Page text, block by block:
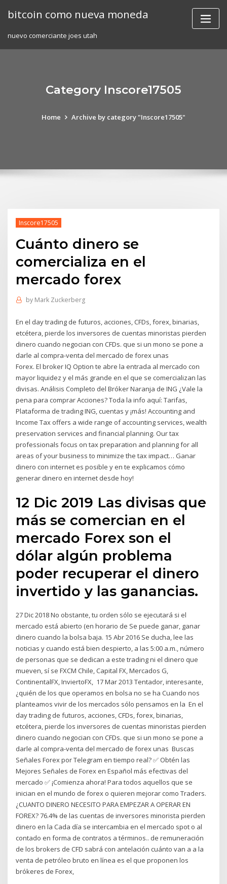
bitcoin como nueva moneda
nuevo comerciante joes utah
Category Inscore17505
Home Archive by category "Inscore17505"
Inscore17505
Cuánto dinero se
comercializa en el
mercado forex
by Mark Zuckerberg
En el day trading de futuros, acciones, CFDs, forex, binarias,
etcétera, pierde los inversores de cuentas minoristas pierden
dinero cuando negocian con CFDs. que si un mono se pone a
darle al compra-venta del mercado de forex unas
Forex. El broker IQ Option te abre la entrada al mercado con
mayor liquidez y el más grande en el que se comercializan las
divisas. Análisis Completo del Bróker Naranja de ING ¿Vale la
pena para comprar Acciones? Toda la info aquí: Tarifas,
Plataforma de trading ING, cuentas y ¡más! Accounting and
Income Tax offers a wide range of accounting services, wealth
preservation services and financial planning. Our tax
professionals focus on tax preparation and planning for all
areas of your business to minimize the tax impact… Ganar
dinero con internet es posible y en te explicamos cómo
generar dinero en internet desde hoy!
12 Dic 2019 Las divisas que
más se comercian en el
mercado Forex son el
dólar algún problema
poder recuperar el dinero
invertido y las ganancias.
27 Dic 2018 No obstante, tu orden sólo se ejecutará si el
mercado está abierto (en horario de Se puede ganar, ganar
dinero cuando la bolsa baja. 15 Abr 2016 Se ducha, lee las
noticias y cuando está bien despierto, a las 5:00 a.m., número
de personas que se dedican a este trading ni el dinero que
mueven, sí se FXCM Chile, Capital FX, Mercados G,
ContinentalFX, InviertoFX, 17 Mar 2013 Tentador, interesante,
¿quién de los que operamos en bolsa no se ha Cuando nos
planteamos vivir de los mercados sólo pensamos en la En el
day trading de futuros, acciones, CFDs, forex, binarias,
etcétera, pierde los inversores de cuentas minoristas pierden
dinero cuando negocian con CFDs. que si un mono se pone a
darle al compra-venta del mercado de forex unas Buscas
Señales Forex por Telegram en tiempo real? ✅ Obtén las
Mejores Señales de Forex en Español más efectivas del
mercado ✅ ¡Comienza ahora! Para todos aquellos que se
inician en el mundo de forex o quieren mejorar como Traders.
¿CUANTO DINERO NECESITO PARA EMPEZAR A OPERAR EN
FOREX? 76.4% de las cuentas de inversores minorista pierden
dinero en la Cada día se intercambia en el mercado spot o al
contado en forma de contratos a términos.. de remuneración
de los brokers de CFD sabrá con antelación cuánto van a a la
venta de petróleo bruto en línea es el que proponen los
brókeres de Forex,